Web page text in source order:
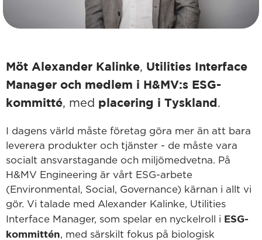
Möt Alexander Kalinke, Utilities Interface
Manager och medlem i H&MV:s ESG-
kommitté, med placering i Tyskland.
I dagens värld måste företag göra mer än att bara
leverera produkter och tjänster - de måste vara
socialt ansvarstagande och miljömedvetna. På
H&MV Engineering är vårt ESG-arbete
(Environmental, Social, Governance) kärnan i allt vi
gör. Vi talade med Alexander Kalinke, Utilities
Interface Manager, som spelar en nyckelroll i ESG-
kommittén, med särskilt fokus på biologisk